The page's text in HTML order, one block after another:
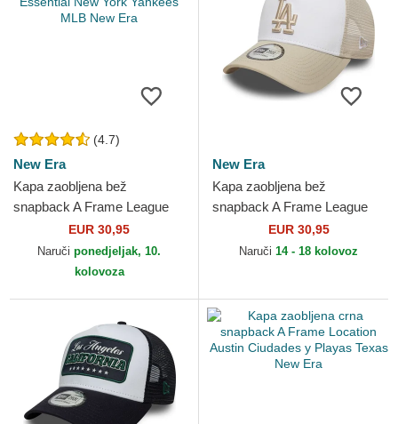
(4.7)
New Era
Kapa zaobljena bež
snapback A Frame League
Essential New York Yankees
MLB New Era
EUR 30,95
Naruči ponedjeljak, 10.
kolovoza
New Era
Kapa zaobljena bež
snapback A Frame League
Essential Los Angeles
Dodgers MLB New Era
EUR 30,95
Naruči 14 - 18 kolovoz